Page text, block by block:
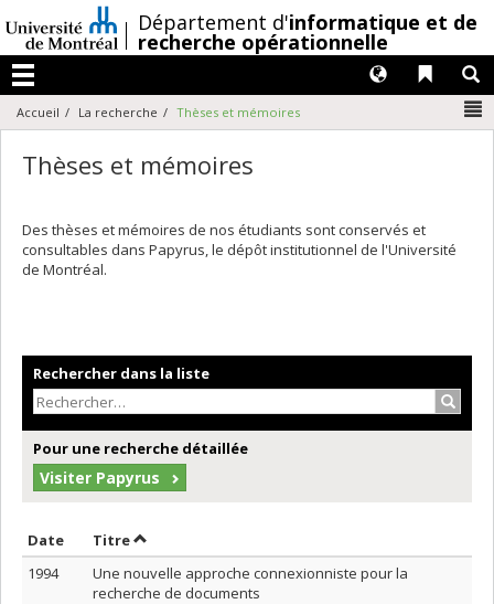
au
contenu
/Département d'informatique et de
recherche opérationnelle
Menu
Liens
Langues
Accueil La recherche Thèses et mémoires
Thèses et mémoires
Des thèses et mémoires de nos étudiants sont conservés et
consultables dans Papyrus, le dépôt institutionnel de l'Université
de Montréal.
Rechercher dans la liste
Pour une recherche détaillée
Visiter Papyrus
Date Trier par date en ordre décroissant
TitreTrier par titre en ordre décroissant
1994
Une nouvelle approche connexionniste pour la
recherche de documents